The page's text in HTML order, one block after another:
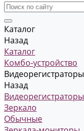
Каталог
Назад
Каталог
Комбо-устройство
Видеорегистраторы
Назад
Видеорегистраторы
Зеркало
Обычные